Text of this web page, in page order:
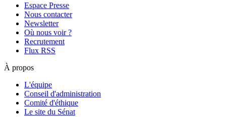
Espace Presse
Nous contacter
Newsletter
Où nous voir ?
Recrutement
Flux RSS
À propos
L'équipe
Conseil d'administration
Comité d'éthique
Le site du Sénat